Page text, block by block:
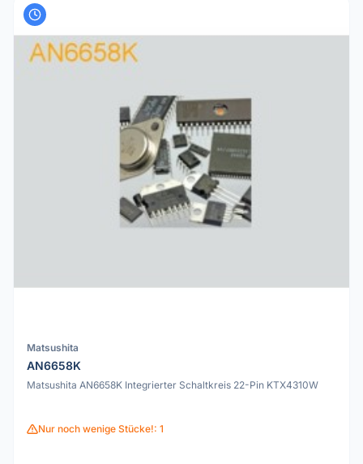
Matsushita
AN6658K
Matsushita AN6658K Integrierter Schaltkreis 22-Pin KTX4310W
Nur noch wenige Stücke!: 1